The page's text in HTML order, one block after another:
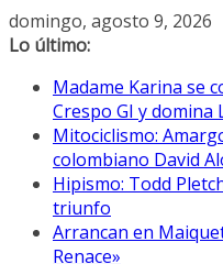
Saltar
al
domingo, agosto 9, 2026
Lo último:
Madame Karina se
Crespo GI y domina
Mitociclismo:
colombiano David
Hipismo: Todd
triunfo
Arrancan en
Renace»